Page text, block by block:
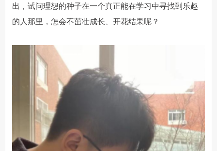
出，试问理想的种子在一个真正能在学习中寻找到乐趣
的人那里，怎会不茁壮成长、开花结果呢？